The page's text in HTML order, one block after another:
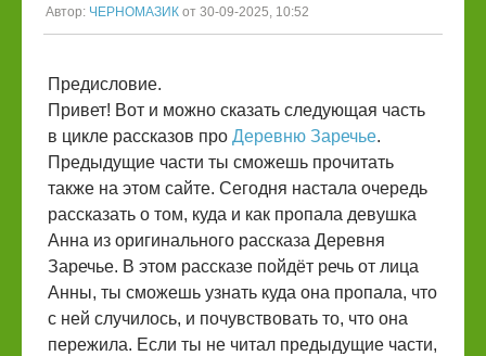
Автор: ЧЕРНОМАЗИК от 30-09-2025, 10:52
Предисловие.
Привет! Вот и можно сказать следующая часть
в цикле рассказов про Деревню Заречье.
Предыдущие части ты сможешь прочитать
также на этом сайте. Сегодня настала очередь
рассказать о том, куда и как пропала девушка
Анна из оригинального рассказа Деревня
Заречье. В этом рассказе пойдёт речь от лица
Анны, ты сможешь узнать куда она пропала, что
с ней случилось, и почувствовать то, что она
пережила. Если ты не читал предыдущие части,